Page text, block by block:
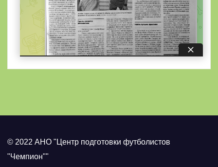
© 2022 АНО "Центр подготовки футболистов
"Чемпион""